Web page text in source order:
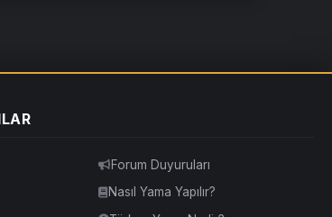
Forum Duyuruları
Nasıl Yama Yapılır?